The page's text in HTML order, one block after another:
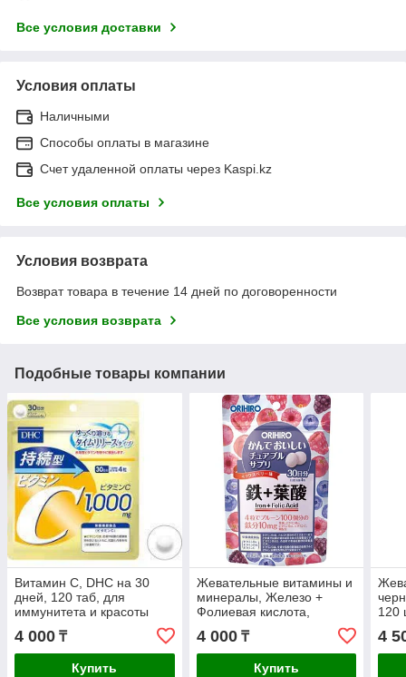
Все условия доставки
Условия оплаты
Наличными
Способы оплаты в магазине
Счет удаленной оплаты через Kaspi.kz
Все условия оплаты
Условия возврата
Возврат товара в течение 14 дней по договоренности
Все условия возврата
Подобные товары компании
Витамин С, DHC на 30
дней, 120 таб, для
иммунитета и красоты
4 000 ₸
Купить
Жевательные витамины и
минералы, Железо +
Фолиевая кислота,
ORIHIRO. С ягодным
вкусом, 120 шт на 30
дней*
4 000₸
Купить
120
4